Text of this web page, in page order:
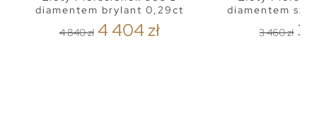
diamentem brylant 0,29ct
4 840 zł 4 404 zł
diamentem
3 460 zł 3